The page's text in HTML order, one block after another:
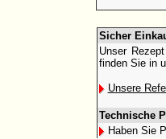
Sicher
Unser
finden Sie in
Unsere
Technische
Haben Sie